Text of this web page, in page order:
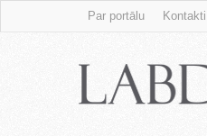
Par portālu Kontakti